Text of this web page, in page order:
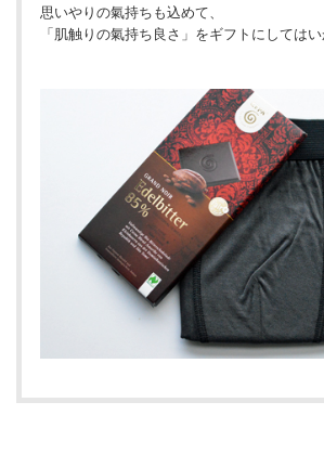
思いやりの氣持ちも込めて、
「肌触りの氣持ち良さ」をギフトにしては